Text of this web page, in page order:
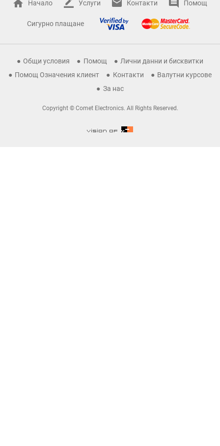
Начало Услуги Контакти Помощ
Сигурно плащане
Общи условия Помощ
Лични данни и бисквитки
Помощ Означения клиент
Контакти
Валутни курсове
За нас
Copyright © Comet Electronics. All Rights Reserved.